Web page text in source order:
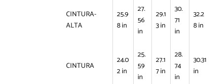
CINTURA-
ALTA
25.9
8 in
27.
56
in
29.1
3 in
30.
71
in
32.2
8 in
CINTURA
24.0
2 in
25.
59
in
27.1
7 in
28.
74
in
30.31
in